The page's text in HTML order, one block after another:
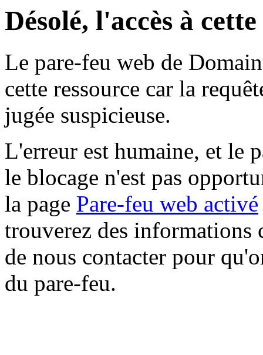
Désolé, l'accès à
Le pare-feu web de
cette ressource car la
jugée suspicieuse.
L'erreur est humaine, et le
le blocage n'est pas
la page Pare-feu web activé
trouverez des informations
de nous contacter pour
du pare-feu.